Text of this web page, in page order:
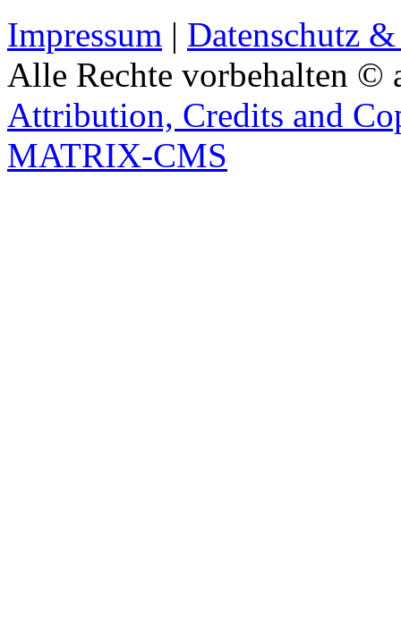
Impressum | Datenschutz
Alle Rechte vorbehalten ©
Attribution, Credits and
MATRIX-CMS